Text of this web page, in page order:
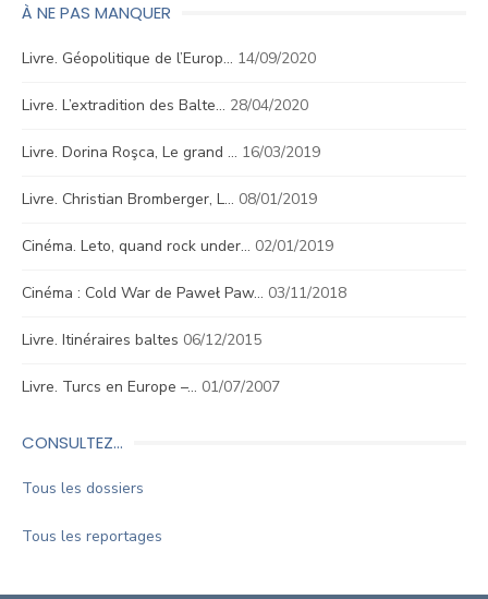
À NE PAS MANQUER
Livre. Géopolitique de l’Europ… 14/09/2020
Livre. L’extradition des Balte… 28/04/2020
Livre. Dorina Roşca, Le grand … 16/03/2019
Livre. Christian Bromberger, L… 08/01/2019
Cinéma. Leto, quand rock under… 02/01/2019
Cinéma : Cold War de Paweł Paw… 03/11/2018
Livre. Itinéraires baltes 06/12/2015
Livre. Turcs en Europe –… 01/07/2007
CONSULTEZ…
Tous les dossiers
Tous les reportages